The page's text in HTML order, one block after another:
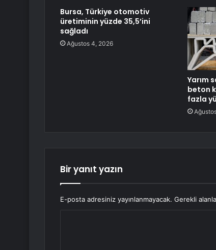
Bursa, Türkiye otomotiv
üretiminin yüzde 35,5’ini
sağladı
Ağustos 4, 2026
Yarım
beton
fazla
Bir yanıt yazın
E-posta adresiniz yayınlanmayacak. Gerekli